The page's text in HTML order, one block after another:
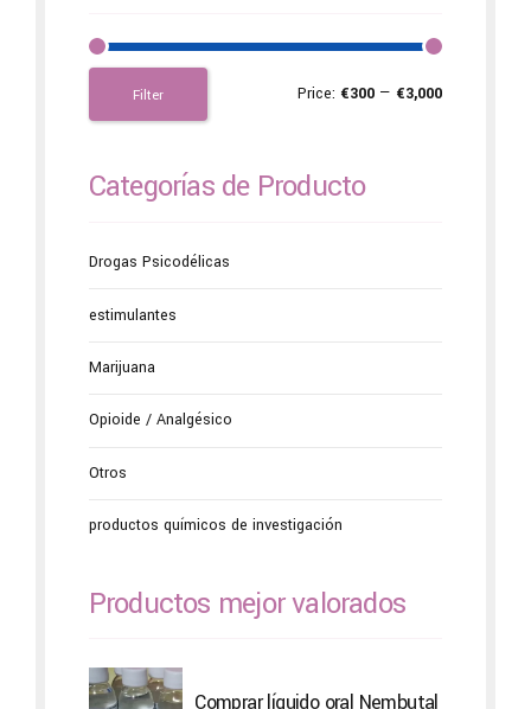
Filter Price: €300 — €3,000
Categorías de Producto
Drogas Psicodélicas
estimulantes
Marijuana
Opioide / Analgésico
Otros
productos químicos de investigación
Productos mejor valorados
Comprar líquido oral Nembutal